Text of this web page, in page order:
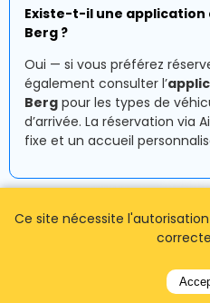
Existe-t-il une
Berg ?
Oui — si vous préférez
également consulter l’
Berg pour les types de
d’arrivée. La réservation via
fixe et un accueil
Où retrouver mon
Votre chauffeur vous
à Heist-op-den-Berg avec
suivi de vol est inclus, ce
Ce site nécessite